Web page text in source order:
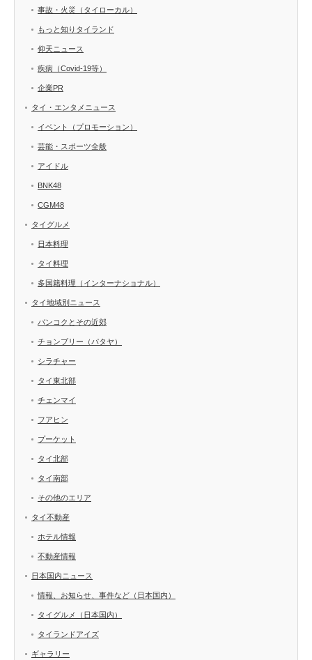
事故・火災（タイローカル）
もっと知りタイランド
仰天ニュース
疾病（Covid-19等）
企業PR
タイ・エンタメニュース
イベント（プロモーション）
芸能・スポーツ全般
アイドル
BNK48
CGM48
タイグルメ
日本料理
タイ料理
多国籍料理（インターナショナル）
タイ地域別ニュース
バンコクとその近郊
チョンブリー（パタヤ）
シラチャー
タイ東北部
チェンマイ
フアヒン
プーケット
タイ北部
タイ南部
その他のエリア
タイ不動産
ホテル情報
不動産情報
日本国内ニュース
情報、お知らせ、事件など（日本国内）
タイグルメ（日本国内）
タイランドアイズ
ギャラリー